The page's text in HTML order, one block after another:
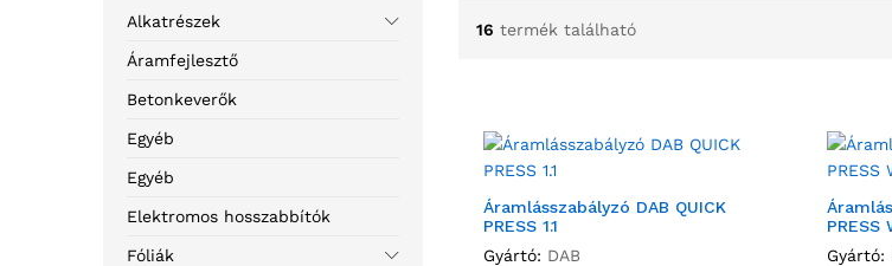
16 termék található
Áramlásszabályzó DAB QUICK
PRESS 1.1
Gyártó: DAB
PRESS
Gyártó:
Alkatrészek
Áramfejlesztő
Betonkeverők
Egyéb
Egyéb
Elektromos hosszabbítók
Fóliák